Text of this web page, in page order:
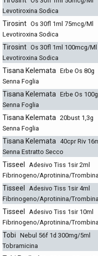
Levotiroxina Sodica
Tirosint Os 30fl 1ml 75mcg/Ml
Levotiroxina Sodica
Tirosint Os 30fl 1ml 100mcg/Ml
Levotiroxina Sodica
Tisana Kelemata Erbe Os 80g
Senna Foglia
Tisana Kelemata Erbe Os 100g
Senna Foglia
Tisana Kelemata 20bust 1,3g
Senna Foglia
Tisana Kelemata 40cpr Riv
Senna Estratto Secco
Tisseel
Adesivo Tiss 1sir 2ml
Fibrinogeno/Aprotinina/
Tisseel
Adesivo Tiss 1sir 4ml
Fibrinogeno/Aprotinina/
Tisseel
Adesivo Tiss 1sir 10ml
Fibrinogeno/Aprotinina/
Tobi Nebul 56f 1d 300mg/5ml
Tobramicina